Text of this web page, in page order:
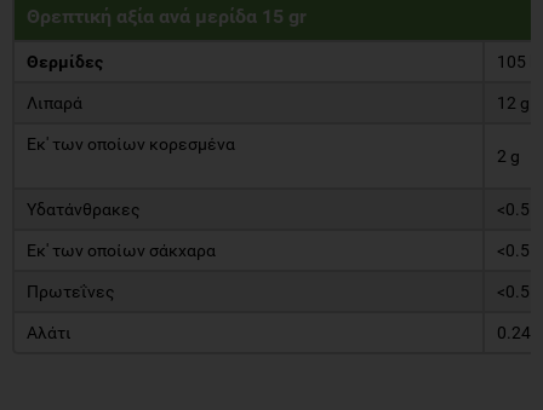
Θρεπτική αξία ανά μερίδα 15 gr
Θερμίδες 105
Λιπαρά 12 g
Εκ' των οποίων κορεσμένα
2 g
Υδατάνθρακες <0.5 g
Εκ' των οποίων σάκχαρα <0.5 g
Πρωτεΐνες <0.5 g
Αλάτι 0.24 g